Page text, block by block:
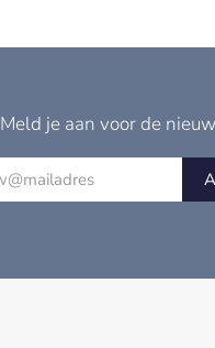
Meld je aan voor de